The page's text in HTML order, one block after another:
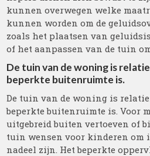
kunnen overwegen welke
kunnen worden om de
zoals het plaatsen van
of het aanpassen van de tuin
De tuin van de woning is
beperkte buitenruimte is.
De tuin van de woning is
beperkte buitenruimte is. Voor
uitgebreid buiten vertoeven of
tuin wensen voor kinderen om
nadeel zijn. Het beperkte